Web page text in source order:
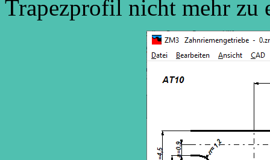
Trapezprofil nicht mehr zu